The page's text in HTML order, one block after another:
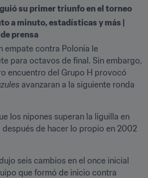
su primer triunfo en el torneo
a minuto, estadísticas y más |
prensa
empate contra Polonia le
para octavos de final. Sin embargo,
encuentro del Grupo H provocó
avanzaran a la siguiente ronda
los nipones superan la liguilla en
después de hacer lo propio en 2002
seis cambios en el once inicial
que formó de inicio contra